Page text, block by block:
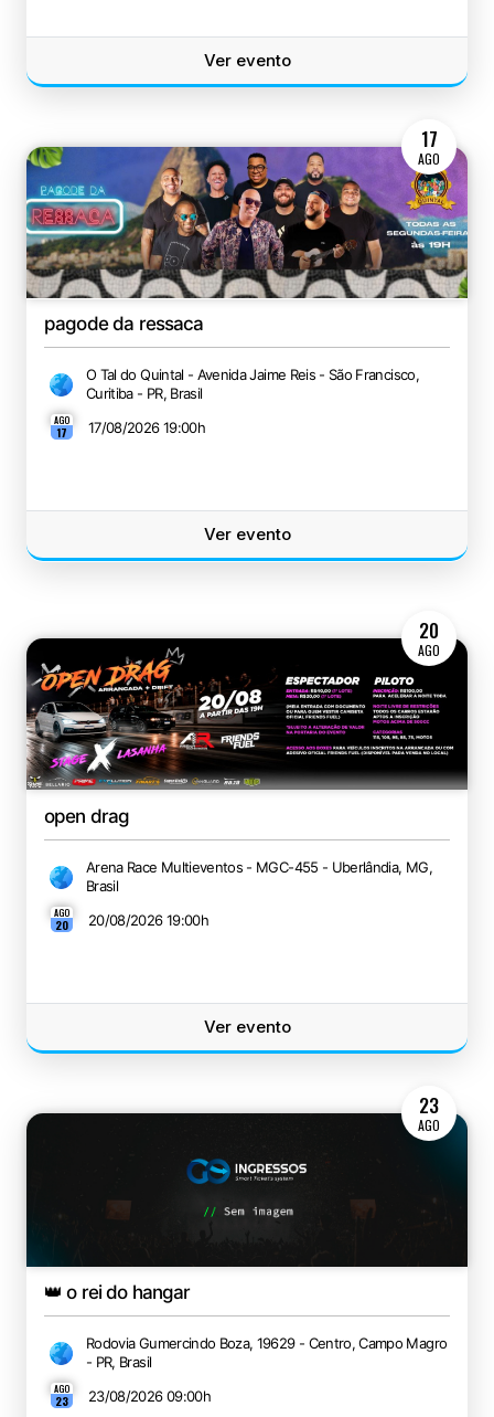
Ver evento
17
AGO
pagode da ressaca
O Tal do Quintal - Avenida Jaime Reis - São Francisco,
Curitiba - PR, Brasil
AGO
17 17/08/2026 19:00h
Ver evento
20
AGO
open drag
Arena Race Multieventos - MGC-455 - Uberlândia, MG,
Brasil
AGO
20 20/08/2026 19:00h
Ver evento
23
AGO
👑 o rei do hangar
Rodovia Gumercindo Boza, 19629 - Centro, Campo Magro
- PR, Brasil
AGO
23 23/08/2026 09:00h